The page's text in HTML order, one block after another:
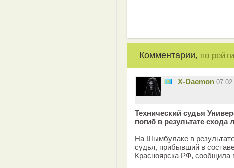
Комментарии, по
X-Daemon
Технический судья
погиб в результате
На Шымбулаке в
судья, прибывший в
Красноярска РФ, сообщила